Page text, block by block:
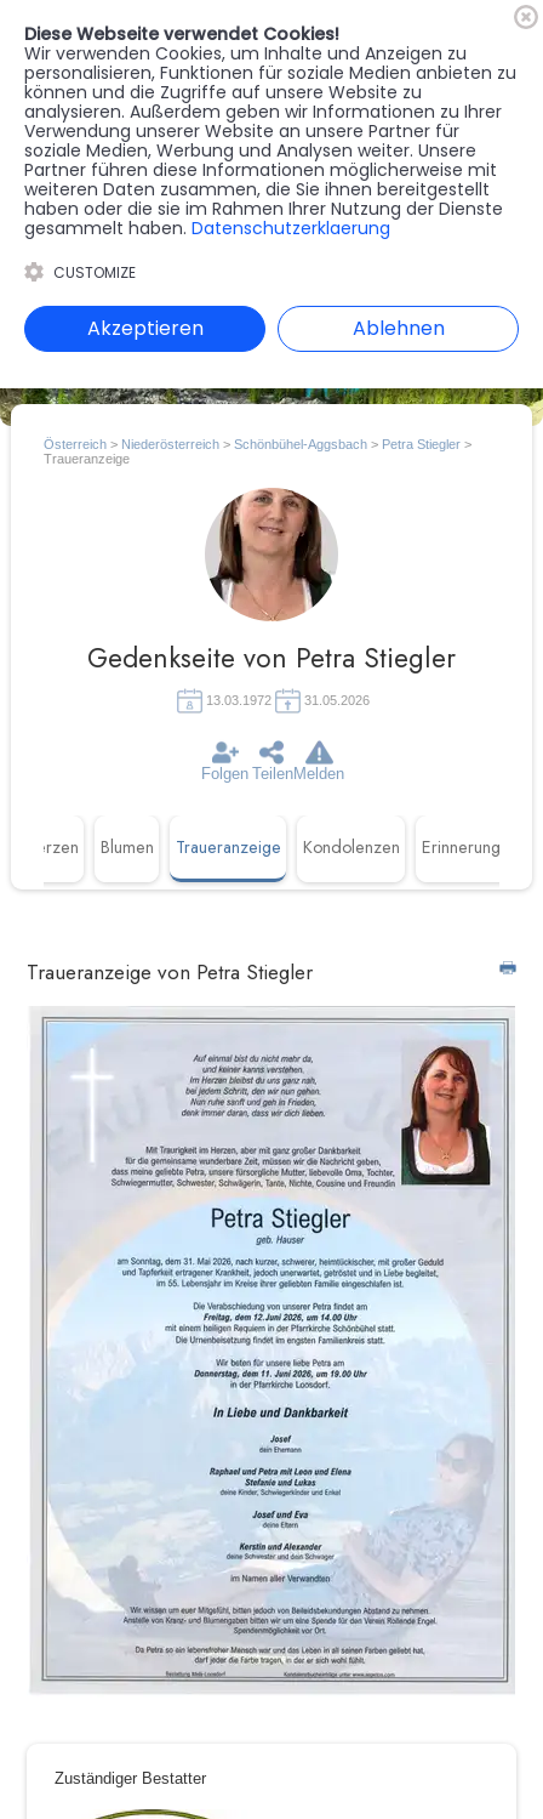
MENU
🇦🇹 Register
Österreich > Niederösterreich > Schönbühel-Aggsbach > Petra Stiegler >
Traueranzeige
Folgen TeilenMelden
Gedenkseite von Petra Stiegler
13.03.1972 31.05.2026
Kerzen Blumen Traueranzeige Kondolenzen Erinnerungen
Zuständiger Bestatter
Traueranzeige von Petra Stiegler
Diese Webseite verwendet Cookies!
Wir verwenden Cookies, um Inhalte und Anzeigen zu
personalisieren, Funktionen für soziale Medien anbieten zu
können und die Zugriffe auf unsere Website zu
analysieren. Außerdem geben wir Informationen zu Ihrer
Verwendung unserer Website an unsere Partner für
soziale Medien, Werbung und Analysen weiter. Unsere
Partner führen diese Informationen möglicherweise mit
weiteren Daten zusammen, die Sie ihnen bereitgestellt
haben oder die sie im Rahmen Ihrer Nutzung der Dienste
gesammelt haben. Datenschutzerklaerung
CUSTOMIZE
Akzeptieren Ablehnen